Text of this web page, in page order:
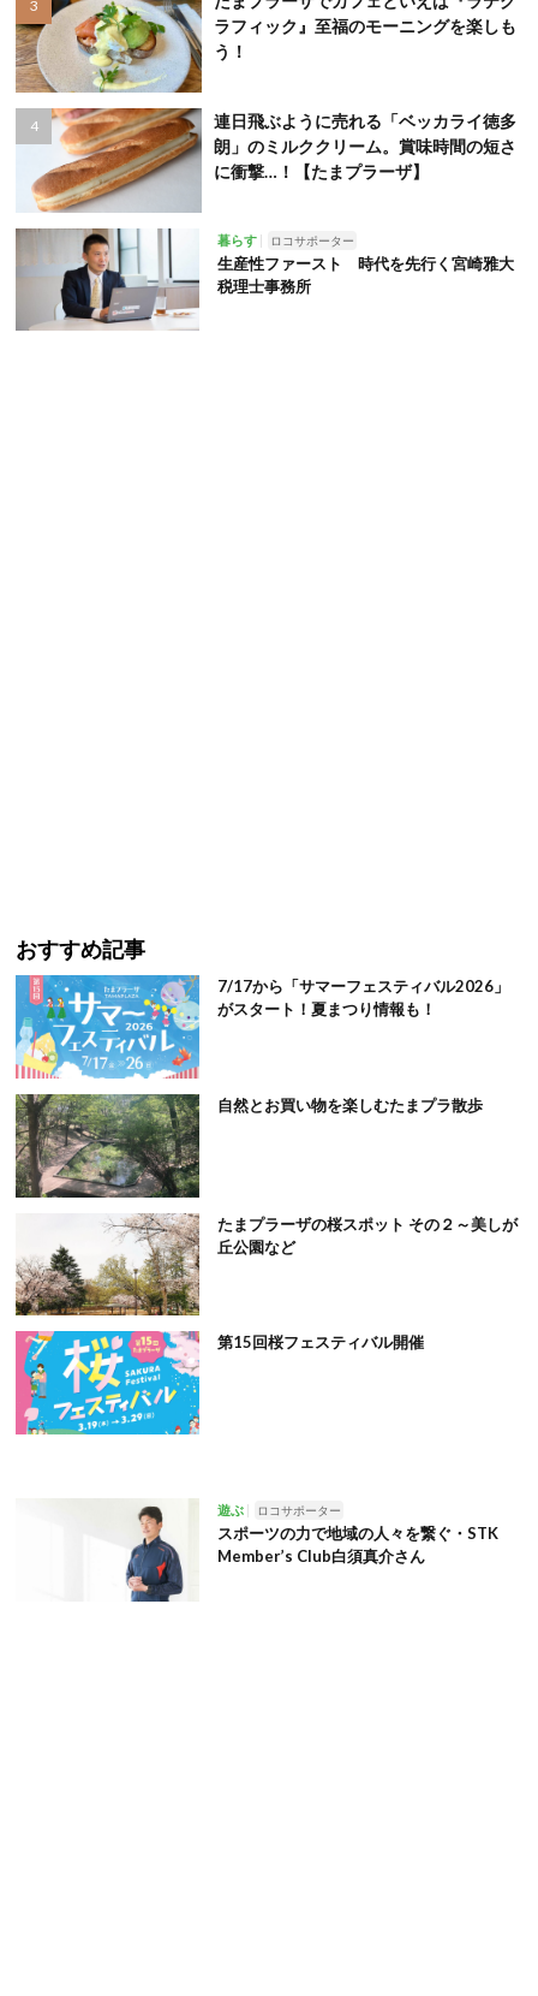
ラフィック』至福のモーニングを楽しも
う！
連日飛ぶように売れる「ベッカライ徳多
朗」のミルククリーム。賞味時間の短さ
に衝撃…！【たまプラーザ】
暮らす ロコサポーター
生産性ファースト 時代を先行く宮崎雅大
税理士事務所
おすすめ記事
7/17から「サマーフェスティバル2026」
がスタート！夏まつり情報も！
自然とお買い物を楽しむたまプラ散歩
たまプラーザの桜スポット その２～美しが
丘公園など
第15回桜フェスティバル開催
遊ぶ ロコサポーター
スポーツの力で地域の人々を繋ぐ・STK
Member’s Club白須真介さん